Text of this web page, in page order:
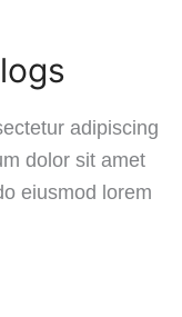
adipiscing
dolor sit amet
eiusmod lorem